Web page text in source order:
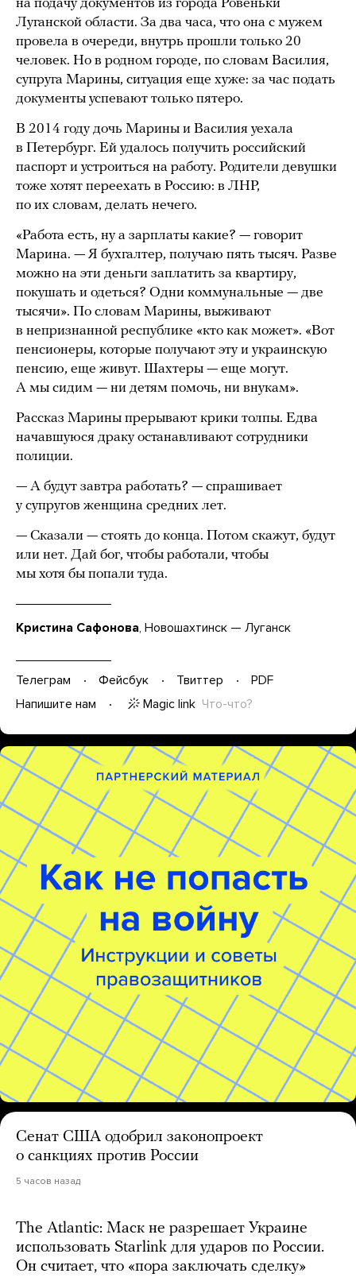
на подачу документов из города Ровеньки
Луганской области. За два часа, что она с мужем
провела в очереди, внутрь прошли только 20
человек. Но в родном городе, по словам Василия,
супруга Марины, ситуация еще хуже: за час подать
документы успевают только пятеро.
В 2014 году дочь Марины и Василия уехала
в Петербург. Ей удалось получить российский
паспорт и устроиться на работу. Родители девушки
тоже хотят переехать в Россию: в ЛНР,
по их словам, делать нечего.
«Работа есть, ну а зарплаты какие? — говорит
Марина. — Я бухгалтер, получаю пять тысяч. Разве
можно на эти деньги заплатить за квартиру,
покушать и одеться? Одни коммунальные — две
тысячи». По словам Марины, выживают
в непризнанной республике «кто как может». «Вот
пенсионеры, которые получают эту и украинскую
пенсию, еще живут. Шахтеры — еще могут.
А мы сидим — ни детям помочь, ни внукам».
Рассказ Марины прерывают крики толпы. Едва
начавшуюся драку останавливают сотрудники
полиции.
— А будут завтра работать? — спрашивает
у супругов женщина средних лет.
— Сказали — стоять до конца. Потом скажут, будут
или нет. Дай бог, чтобы работали, чтобы
мы хотя бы попали туда.
Кристина Сафонова, Новошахтинск — Луганск
Телеграм Фейсбук Твиттер
PDF
Напишите нам
Magic link Что-что?
Сенат США одобрил законопроект
о санкциях против России
5 часов назад
The Atlantic: Маск не разрешает Украине
использовать Starlink для ударов по России.
Он считает, что «пора заключать сделку»